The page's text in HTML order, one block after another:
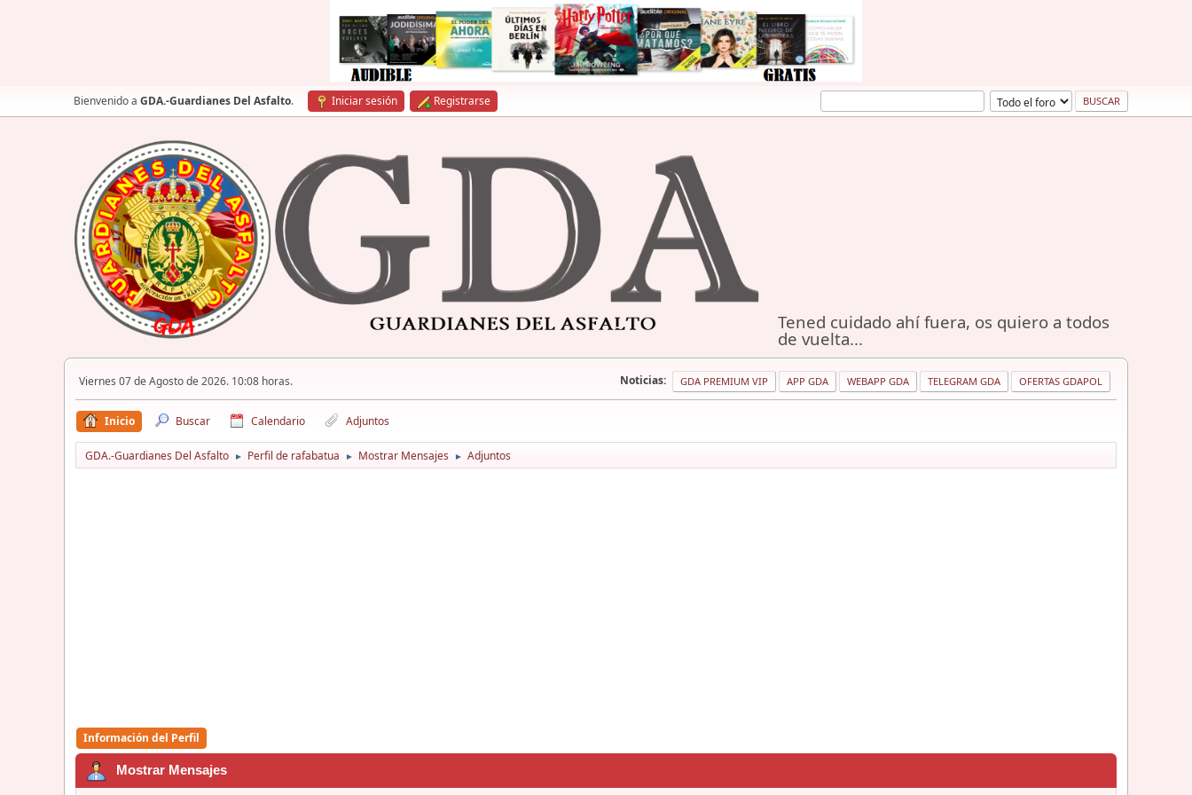
Bienvenido a GDA.-Guardianes Del Asfalto. Iniciar sesión Registrarse
Tened cuidado ahí fuera, os quiero a todos
de vuelta...
Viernes 07 de Agosto de 2026. 10:08 horas. Noticias: GDA PREMIUM VIP APP GDA WEBAPP GDA TELEGRAM GDA OFERTAS GDAPOL
Inicio Buscar Calendario Adjuntos
GDA.-Guardianes Del Asfalto ► Perfil de rafabatua ► Mostrar Mensajes ► Adjuntos
Información del Perfil
Mostrar Mensajes